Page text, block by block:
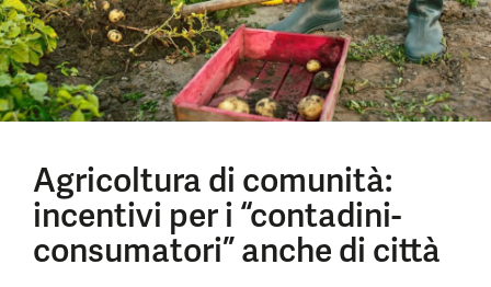
Agricoltura di comunità:
incentivi per i “contadini-
consumatori” anche di città